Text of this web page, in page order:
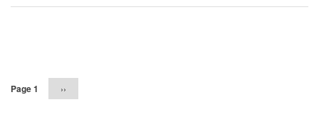
Page 1 Následující
stránka
››